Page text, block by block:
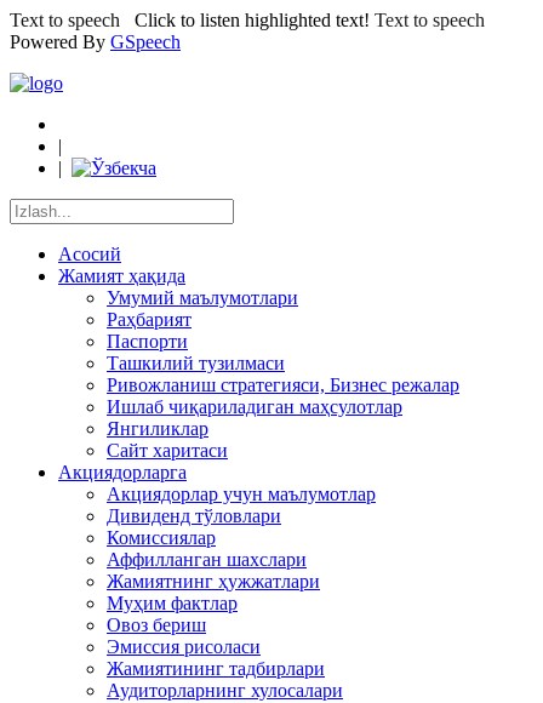
Text to speech Click to listen highlighted text! Text to speech
Powered By GSpeech
|
|
Асосий
Жамият ҳақида
Умумий маълумотлари
Раҳбарият
Паспорти
Ташкилий тузилмаси
Ривожланиш стратегияси, Бизнес режалар
Ишлаб чиқариладиган маҳсулотлар
Янгиликлар
Сайт харитаси
Акциядорларга
Акциядорлар учун маълумотлар
Дивиденд тўловлари
Комиссиялар
Аффилланган шахслари
Жамиятнинг ҳужжатлари
Муҳим фактлар
Овоз бериш
Эмиссия рисоласи
Жамиятининг тадбирлари
Аудиторларнинг хулосалари